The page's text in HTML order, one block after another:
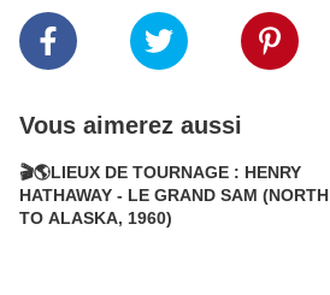
Vous aimerez aussi
🎬🌎LIEUX DE TOURNAGE : HENRY
HATHAWAY - LE GRAND SAM (NORTH
TO ALASKA, 1960)